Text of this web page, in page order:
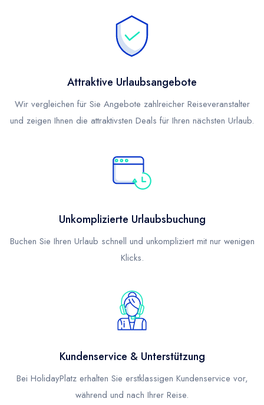
Attraktive Urlaubsangebote
Wir vergleichen für Sie Angebote zahlreicher Reiseveranstalter
und zeigen Ihnen die attraktivsten Deals für Ihren nächsten Urlaub.
Unkomplizierte Urlaubsbuchung
Buchen Sie Ihren Urlaub schnell und unkompliziert mit nur wenigen
Klicks.
Kundenservice & Unterstützung
Bei HolidayPlatz erhalten Sie erstklassigen Kundenservice vor,
während und nach Ihrer Reise.